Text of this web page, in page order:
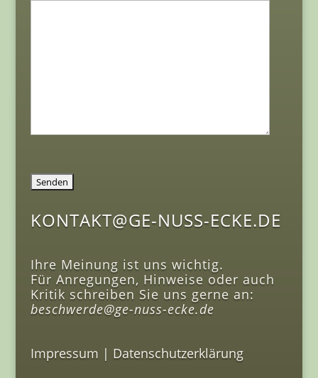
KONTAKT@GE-NUSS-ECKE.DE
Ihre Meinung ist uns wichtig.
Für Anregungen, Hinweise oder auch
Kritik schreiben Sie uns gerne an:
beschwerde@ge-nuss-ecke.de
Impressum | Datenschutzerklärung